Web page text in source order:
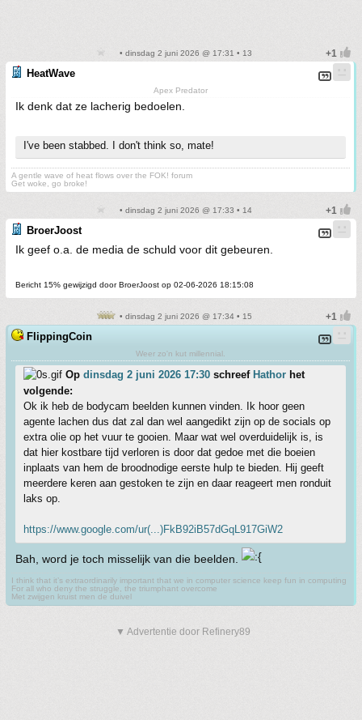
• dinsdag 2 juni 2026 @ 17:31 • 13
HeatWave
Apex Predator
Ik denk dat ze lacherig bedoelen.
I've been stabbed. I don't think so, mate!
A gentle wave of heat flows over the FOK! forum
Get woke, go broke!
• dinsdag 2 juni 2026 @ 17:33 • 14
BroerJoost
Ik geef o.a. de media de schuld voor dit gebeuren.
Bericht 15% gewijzigd door BroerJoost op 02-06-2026 18:15:08
• dinsdag 2 juni 2026 @ 17:34 • 15
FlippingCoin
Weer zo'n kut millennial.
Op dinsdag 2 juni 2026 17:30 schreef Hathor het
volgende:
Ok ik heb de bodycam beelden kunnen vinden. Ik hoor geen
agente lachen dus dat zal dan wel aangedikt zijn op de socials op
extra olie op het vuur te gooien. Maar wat wel overduidelijk is, is
dat hier kostbare tijd verloren is door dat gedoe met die boeien
inplaats van hem de broodnodige eerste hulp te bieden. Hij geeft
meerdere keren aan gestoken te zijn en daar reageert men ronduit
laks op.
https://www.google.com/ur(...)FkB92iB57dGqL917GiW2
Bah, word je toch misselijk van die beelden.
I think that it’s extraordinarily important that we in computer science keep fun in computing
For all who deny the struggle, the triumphant overcome
Met zwijgen kruist men de duivel
▼ Advertentie door Refinery89